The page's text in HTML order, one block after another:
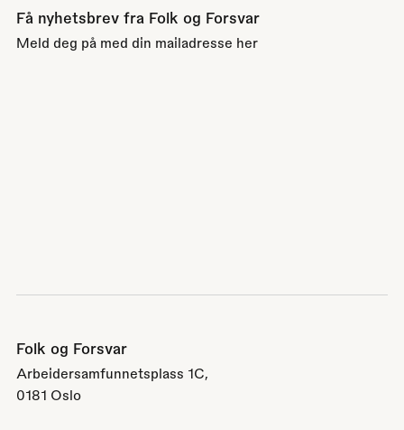
Få nyhetsbrev fra Folk og Forsvar
Meld deg på med din mailadresse her
Folk og Forsvar
Arbeidersamfunnetsplass 1C,
0181 Oslo